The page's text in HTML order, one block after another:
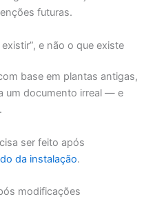
futuras.
e não o que existe
base em plantas antigas,
um documento irreal — e
ser feito após
da instalação.
modificações